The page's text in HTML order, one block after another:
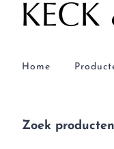
Home
Zoek producten